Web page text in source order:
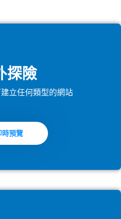
探險
立任何類型的網站
時預覽